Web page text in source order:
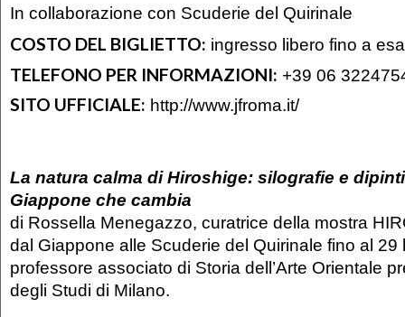
In collaborazione con Scuderie del Quirinale
COSTO DEL BIGLIETTO: ingresso libero fino a
TELEFONO PER INFORMAZIONI: +39 06
SITO UFFICIALE: http://www.jfroma.it/
La natura calma di Hiroshige: silografie e
Giappone che cambia
di Rossella Menegazzo, curatrice della mostra
dal Giappone alle Scuderie del Quirinale fino al 29
professore associato di Storia dell’Arte Orientale
degli Studi di Milano.